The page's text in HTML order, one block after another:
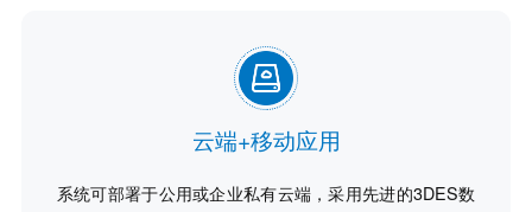
云端+移动应用
系统可部署于公用或企业私有云端，采用先进的3DES数